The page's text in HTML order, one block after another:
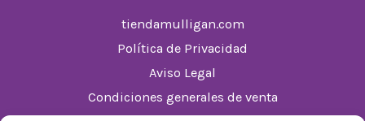
tiendamulligan.com
Política de Privacidad
Aviso Legal
Condiciones generales de venta